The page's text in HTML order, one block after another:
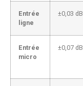
Entrée
ligne
±0,03 dB
Entrée
micro
±0,07 dB